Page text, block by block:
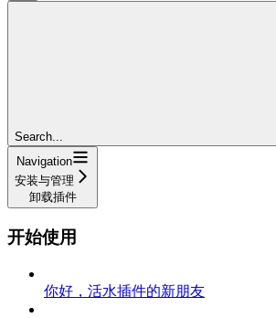
Search...
Navigation
安装与管理
卸载插件
开始使用
你好，活水插件的新朋友